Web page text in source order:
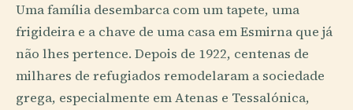
Uma família desembarca com um tapete, uma
frigideira e a chave de uma casa em Esmirna que já
não lhes pertence. Depois de 1922, centenas de
milhares de refugiados remodelaram a sociedade
grega, especialmente em Atenas e Tessalónica,